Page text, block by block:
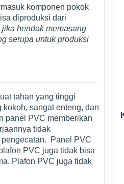
komponen pokok
diproduksi dari
hendak memasang
serupa untuk produksi
tahan yang tinggi
sangat enteng, dan
panel PVC memberikan
tidak
Panel PVC
PVC juga tidak bisa
Plafon PVC juga tidak